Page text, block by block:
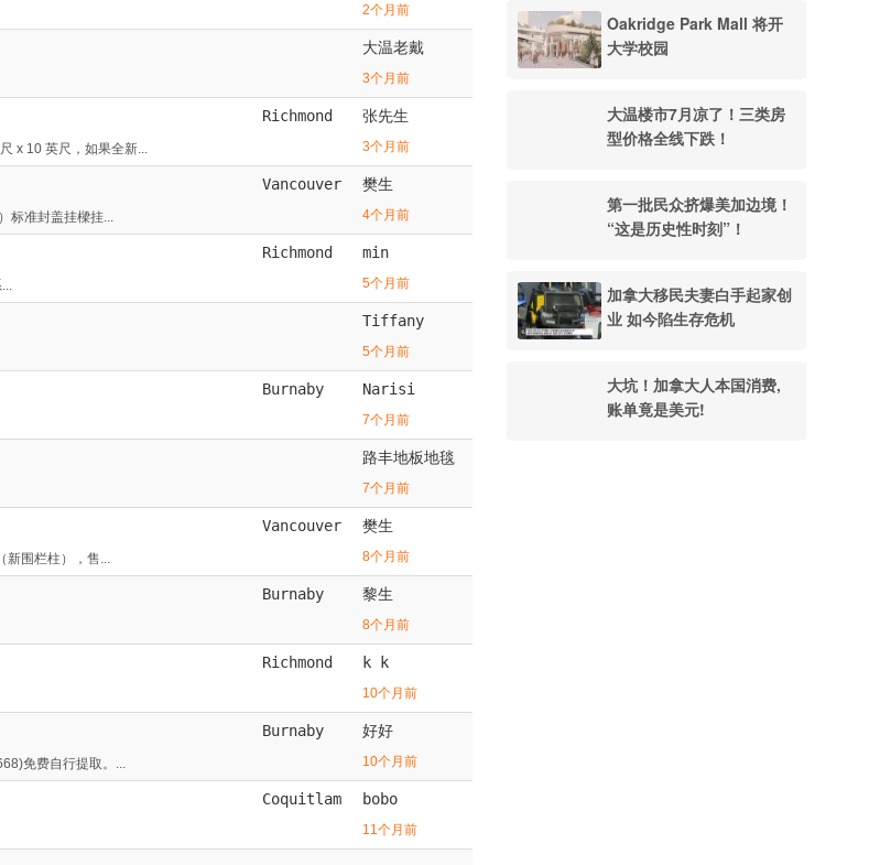
2个月前
大温老戴
3个月前
x 10 英尺，如果全新...
Richmond 张先生
3个月前
准封盖挂樑挂...
Vancouver 樊生
4个月前
Richmond min
5个月前
Tiffany
5个月前
Burnaby Narisi
7个月前
路丰地板地毯
7个月前
围栏柱），售...
Vancouver 樊生
8个月前
Burnaby 黎生
8个月前
Richmond k k
10个月前
免费自行提取。...
Burnaby 好好
10个月前
Coquitlam bobo
11个月前
Oakridge Park Mall 将开
大学校园
大温楼市7月凉了！三类房
型价格全线下跌！
第一批民众挤爆美加边境！
“这是历史性时刻”！
加拿大移民夫妻白手起家创
业 如今陷生存危机
大坑！加拿大人本国消费,
账单竟是美元!